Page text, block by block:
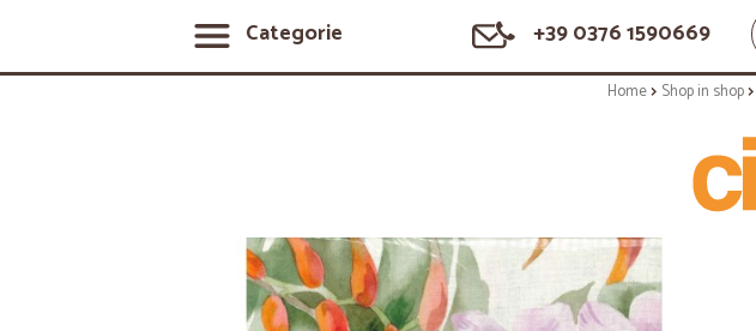
Categorie +39 0376 1590669
Home Shop in shop